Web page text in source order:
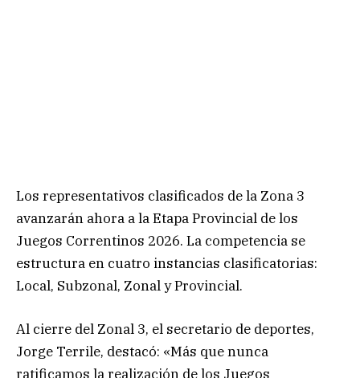
Los representativos clasificados de la Zona 3
avanzarán ahora a la Etapa Provincial de los
Juegos Correntinos 2026. La competencia se
estructura en cuatro instancias clasificatorias:
Local, Subzonal, Zonal y Provincial.
Al cierre del Zonal 3, el secretario de deportes,
Jorge Terrile, destacó: «Más que nunca
ratificamos la realización de los Juegos